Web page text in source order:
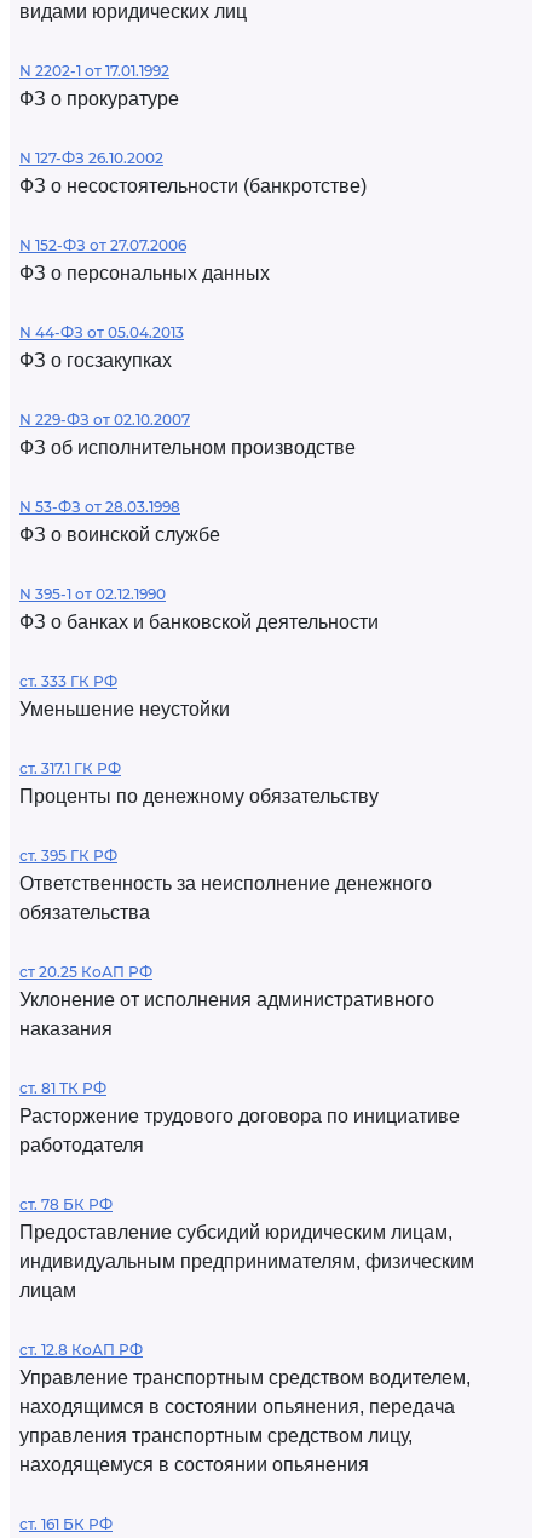
видами юридических лиц
N 2202-1 от 17.01.1992
ФЗ о прокуратуре
N 127-ФЗ 26.10.2002
ФЗ о несостоятельности (банкротстве)
N 152-ФЗ от 27.07.2006
ФЗ о персональных данных
N 44-ФЗ от 05.04.2013
ФЗ о госзакупках
N 229-ФЗ от 02.10.2007
ФЗ об исполнительном производстве
N 53-ФЗ от 28.03.1998
ФЗ о воинской службе
N 395-1 от 02.12.1990
ФЗ о банках и банковской деятельности
ст. 333 ГК РФ
Уменьшение неустойки
ст. 317.1 ГК РФ
Проценты по денежному обязательству
ст. 395 ГК РФ
Ответственность за неисполнение денежного
обязательства
ст 20.25 КоАП РФ
Уклонение от исполнения административного
наказания
ст. 81 ТК РФ
Расторжение трудового договора по инициативе
работодателя
ст. 78 БК РФ
Предоставление субсидий юридическим лицам,
индивидуальным предпринимателям, физическим
лицам
ст. 12.8 КоАП РФ
Управление транспортным средством водителем,
находящимся в состоянии опьянения, передача
управления транспортным средством лицу,
находящемуся в состоянии опьянения
ст. 161 БК РФ